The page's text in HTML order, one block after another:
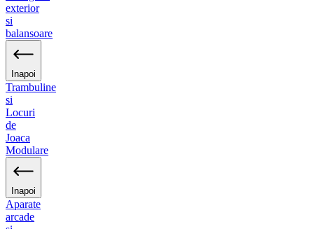
exterior
si
balansoare
Inapoi
Trambuline
si
Locuri
de
Joaca
Modulare
Inapoi
Aparate
arcade